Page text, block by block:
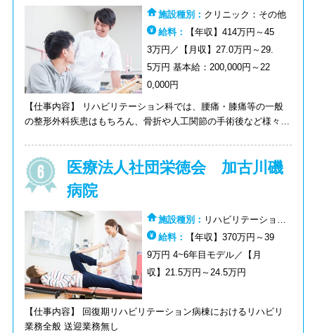
施設種別： クリニック：その他
給料：
【年収】414万円～45
3万円／【月収】27.0万円～29.
5万円 基本給：200,000円～22
0,000円
【仕事内容】 リハビリテーション科では、腰痛・膝痛等の一般
の整形外科疾患はもちろん、骨折や人工関節の手術後など様々な
能な限り回復させるため、専任の理学療法士が患者さま一人一人
にあったきめ細やかなサポートを行っております。 整形外科で
は、交通事故や脱臼・骨折等の外傷全般をはじめ変形性関節症・
腰痛症・関節リウマチ等各種整形外科疾患に対し標準的な治療を
行っております。又、腰部脊柱管狭窄症・椎間板ヘルニア等によ
る腰痛や坐骨神経痛、歩行障害に対し硬膜外ブロック・神経根ブ
ロック他各種ブロック加療を行っております。
医療法人社団栄徳会 加古川磯
病院
施設種別： リハビリテーション
病院：その他
給料：
【年収】370万円～39
9万円 4~6年目モデル／【月
収】21.5万円～24.5万円
【仕事内容】 回復期リハビリテーション病棟におけるリハビリ
業務全般 送迎業務無し